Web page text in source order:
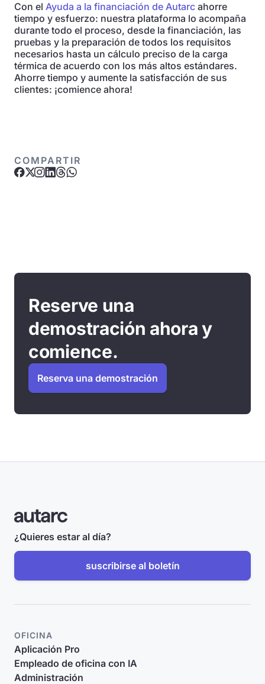
Con el Ayuda a la financiación de Autarc ahorre
tiempo y esfuerzo: nuestra plataforma lo acompaña
durante todo el proceso, desde la financiación, las
pruebas y la preparación de todos los requisitos
necesarios hasta un cálculo preciso de la carga
térmica de acuerdo con los más altos estándares.
Ahorre tiempo y aumente la satisfacción de sus
clientes: ¡comience ahora!
COMPARTIR
Reserve una
demostración ahora y
comience.
Reserva una demostración
¿Quieres estar al día?
suscribirse al boletín
OFICINA
Aplicación Pro
Empleado de oficina con IA
Administración